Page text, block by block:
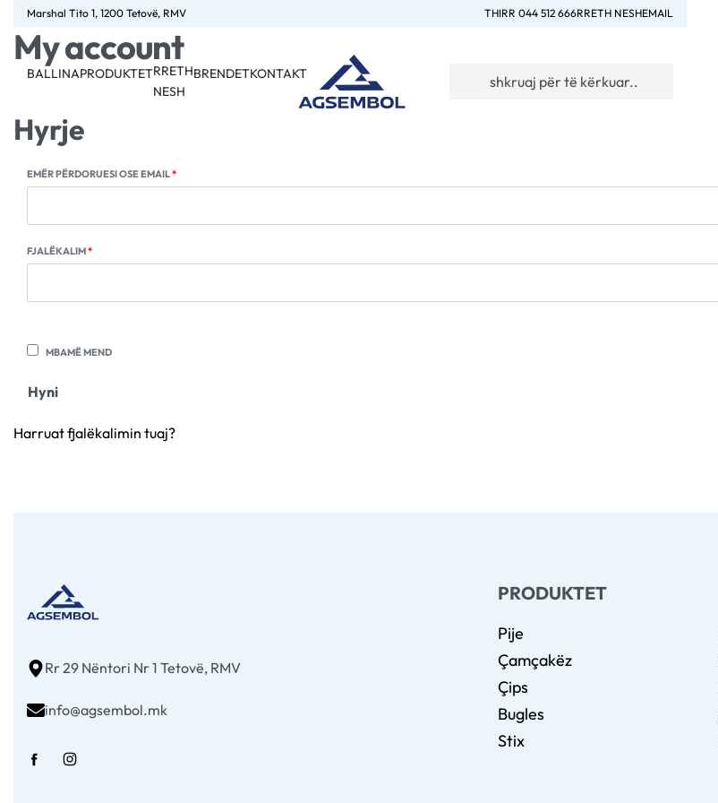
Marshal Tito 1, 1200 Tetovë, RMV THIRR 044 512 666RRETH NESHEMAIL
BALLINAPRODUKTETRRETH
NESH
BRENDETKONTAKT
My account
Hyrje
EMËR PËRDORUESI OSE EMAIL*
FJALËKALIM*
MBAMË MEND
Hyni
Harruat fjalëkalimin tuaj?
Rr 29 Nëntori Nr 1 Tetovë, RMV
info@agsembol.mk
PRODUKTET
Pije
Çamçakëz
Çips
Bugles
Stix